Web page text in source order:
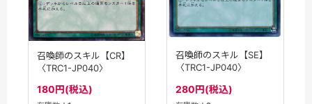
召喚師のスキル【CR】
〈TRC1-JP040〉
180円(税込)
召喚師のスキル【SE】
〈TRC1-JP040〉
280円(税込)